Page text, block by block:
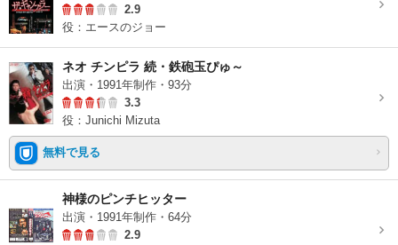
2.9
役：エースのジョー
ネオ チンピラ 続・鉄砲玉ぴゅ～
出演・1991年制作・93分
3.3
役：Junichi Mizuta
無料で見る
神様のピンチヒッター
出演・1991年制作・64分
2.9